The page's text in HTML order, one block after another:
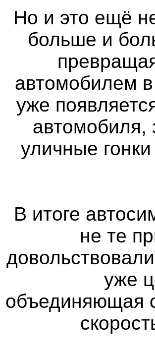
Но и это ещё
больше и
автомобилем
уже
автомобиля,
уличные
В итоге
не те
уже
объединяющая